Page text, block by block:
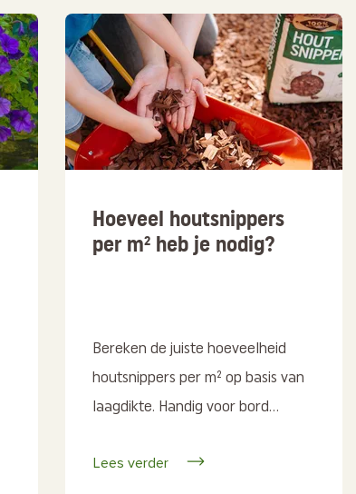
Hoeveel houtsnippers
per m² heb je nodig?
Bereken de juiste hoeveelheid
houtsnippers per m² op basis van
laagdikte. Handig voor bord...
Lees verder